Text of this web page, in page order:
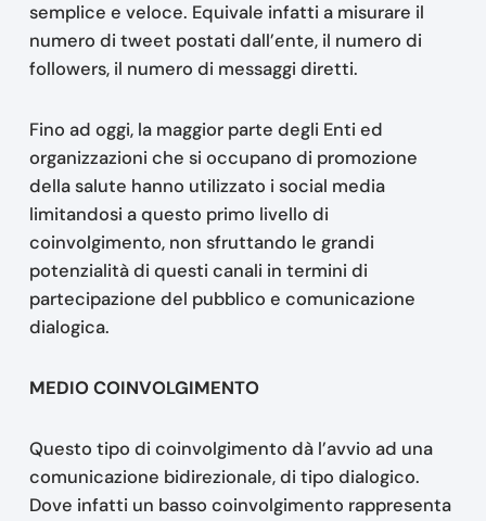
semplice e veloce. Equivale infatti a misurare il
numero di tweet postati dall’ente, il numero di
followers, il numero di messaggi diretti.
Fino ad oggi, la maggior parte degli Enti ed
organizzazioni che si occupano di promozione
della salute hanno utilizzato i social media
limitandosi a questo primo livello di
coinvolgimento, non sfruttando le grandi
potenzialità di questi canali in termini di
partecipazione del pubblico e comunicazione
dialogica.
MEDIO COINVOLGIMENTO
Questo tipo di coinvolgimento dà l’avvio ad una
comunicazione bidirezionale, di tipo dialogico.
Dove infatti un basso coinvolgimento rappresenta